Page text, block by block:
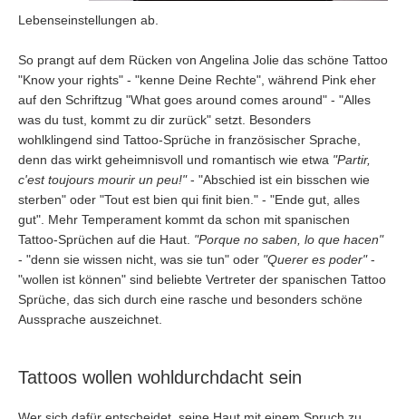
Lebenseinstellungen ab.
So prangt auf dem Rücken von Angelina Jolie das schöne Tattoo
"Know your rights" - "kenne Deine Rechte", während Pink eher
auf den Schriftzug "What goes around comes around" - "Alles
was du tust, kommt zu dir zurück" setzt. Besonders
wohlklingend sind Tattoo-Sprüche in französischer Sprache,
denn das wirkt geheimnisvoll und romantisch wie etwa "Partir,
c'est toujours mourir un peu!"- "Abschied ist ein bisschen wie
sterben" oder "Tout est bien qui finit bien." - "Ende gut, alles
gut". Mehr Temperament kommt da schon mit spanischen
Tattoo-Sprüchen auf die Haut. "Porque no saben, lo que hacen"
- "denn sie wissen nicht, was sie tun" oder "Querer es poder"-
"wollen ist können" sind beliebte Vertreter der spanischen Tattoo
Sprüche, das sich durch eine rasche und besonders schöne
Aussprache auszeichnet.
Tattoos wollen wohldurchdacht sein